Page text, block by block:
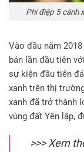
Phi điệp 5 cánh
Vào đầu năm
bán lần đầu tiên
sự kiện đầu tiên
xanh trên thị
xanh đã trở thành
vùng đất Yên lập,
>>> Xem